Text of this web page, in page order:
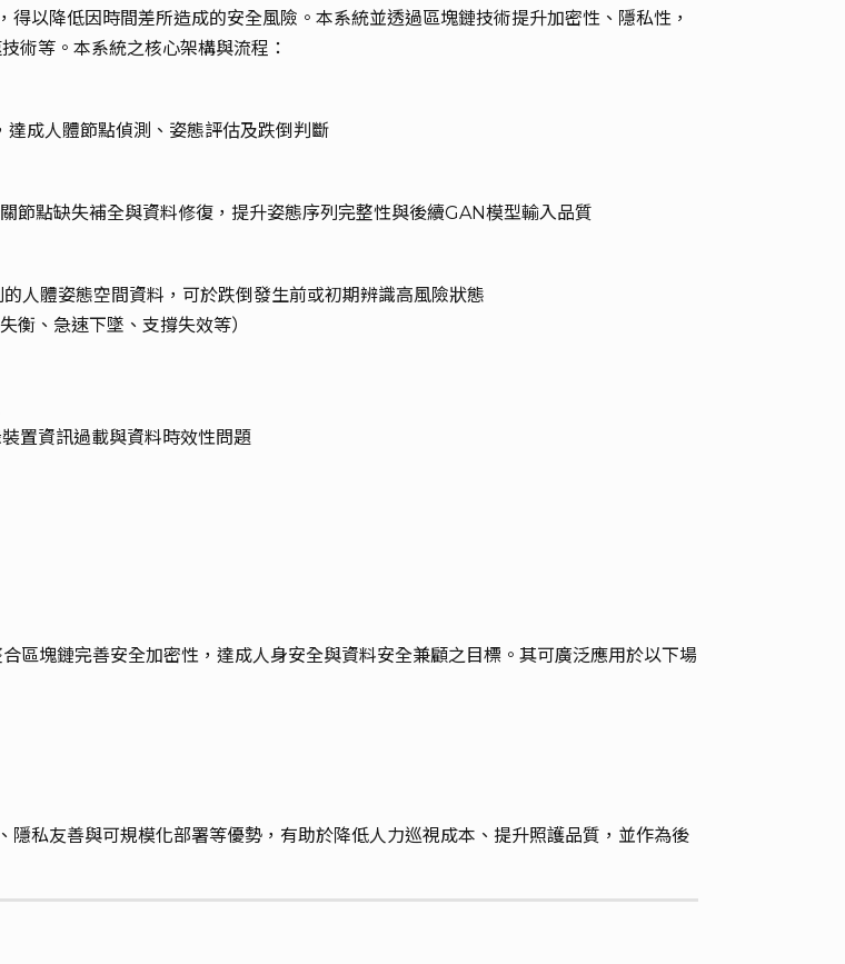
以降低因時間差所造成的安全風險。本系統並透過區塊鏈技術提升加密性、隱私性，
術等。本系統之核心架構與流程：
人體節點偵測、姿態評估及跌倒判斷
節點缺失補全與資料修復，提升姿態序列完整性與後續GAN模型輸入品質
體姿態空間資料，可於跌倒發生前或初期辨識高風險狀態
衡、急速下墜、支撐失效等）
置資訊過載與資料時效性問題
區塊鏈完善安全加密性，達成人身安全與資料安全兼顧之目標。其可廣泛應用於以下場
私友善與可規模化部署等優勢，有助於降低人力巡視成本、提升照護品質，並作為後